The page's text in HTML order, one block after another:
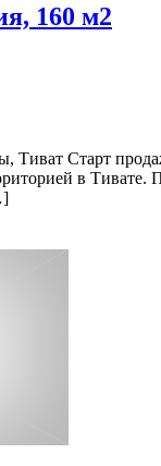
160 м2
Тиват Старт
в Тивате.